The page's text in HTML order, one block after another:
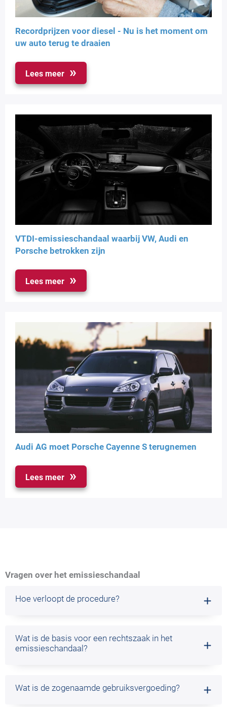
Recordprijzen voor diesel - Nu is het moment om
uw auto terug te draaien
Lees meer
VTDI-emissieschandaal waarbij VW, Audi en
Porsche betrokken zijn
Lees meer
Audi AG moet Porsche Cayenne S terugnemen
Lees meer
Vragen over het emissieschandaal
Hoe verloopt de procedure?
Wat is de basis voor een rechtszaak in het
emissieschandaal?
Wat is de zogenaamde gebruiksvergoeding?